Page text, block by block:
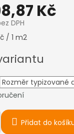
Kč
DPH
/ 1 m2
Přidat do